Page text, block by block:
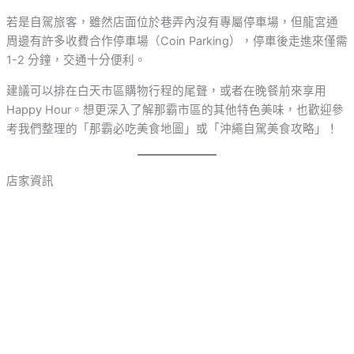
若是自駕旅客，雖然店面位於巷弄內沒有專屬停車場，但龍宮通
周邊有許多收費合作停車場（Coin Parking），停車後走進來僅需
1-2 分鐘，交通十分便利。
建議可以排在白天市區購物行程的尾聲，或者在晚餐前來享用
Happy Hour。想更深入了解那霸市區的其他特色美味，也歡迎參
考我們整理的「那霸必吃美食地圖」或「沖繩自駕美食攻略」！
店家資訊